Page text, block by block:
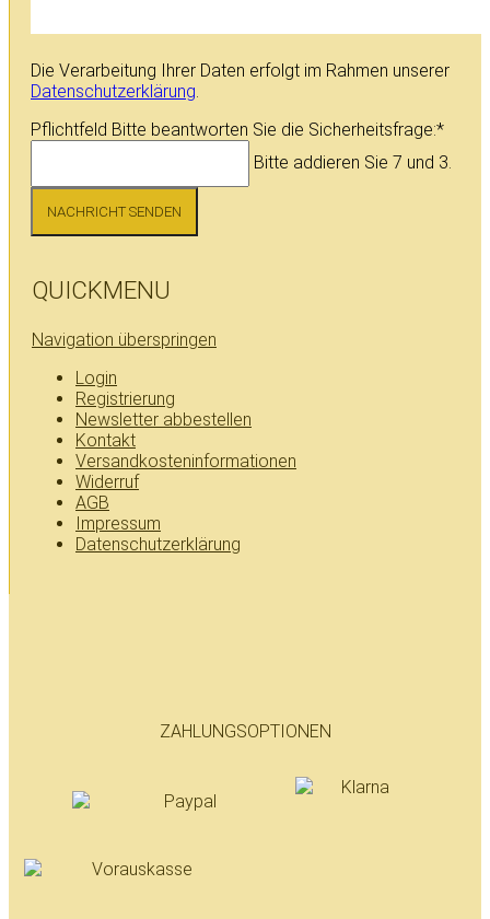
Die Verarbeitung Ihrer Daten erfolgt im Rahmen unserer
Datenschutzerklärung.
Pflichtfeld Bitte beantworten Sie die Sicherheitsfrage:*
Bitte addieren Sie 7 und 3.
NACHRICHT SENDEN
QUICKMENU
Navigation überspringen
Login
Registrierung
Newsletter abbestellen
Kontakt
Versandkosteninformationen
Widerruf
AGB
Impressum
Datenschutzerklärung
ZAHLUNGSOPTIONEN